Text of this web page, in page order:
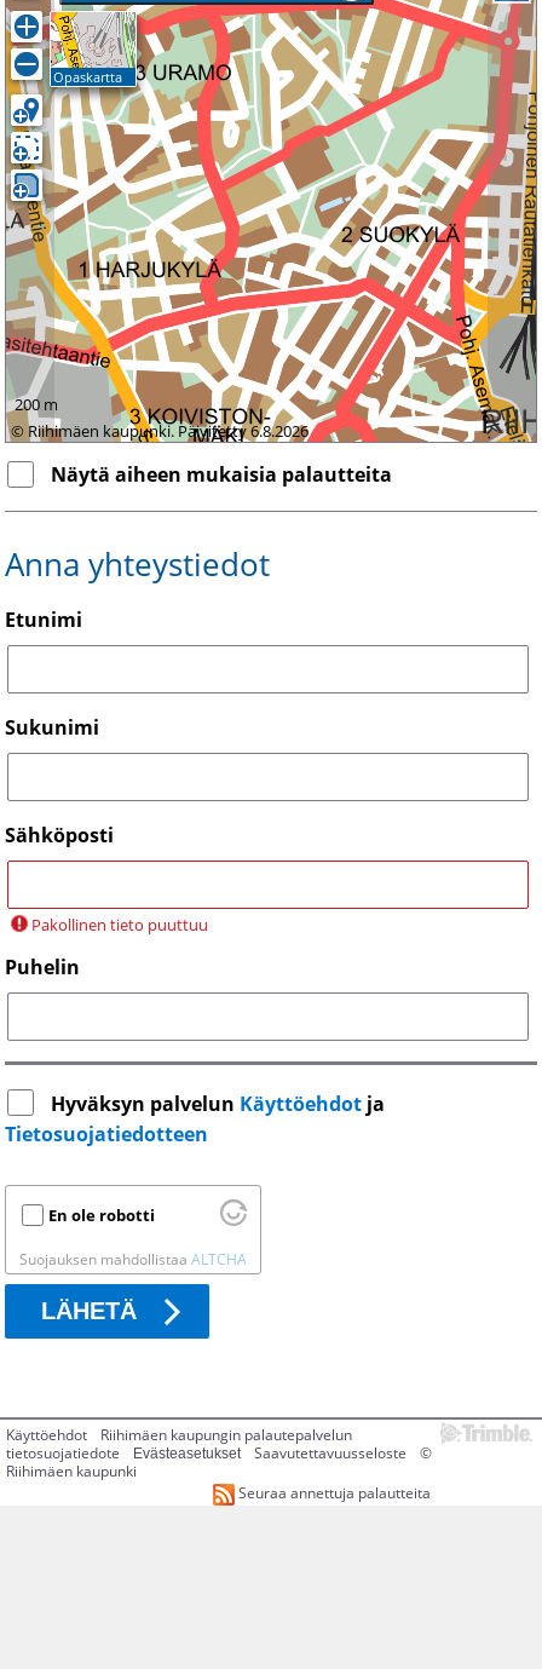
© Riihimäen kaupunki. Päivitetty 6.8.2026
200 m
Opaskartta
Näytä aiheen mukaisia palautteita
Anna yhteystiedot
Etunimi
Sukunimi
Sähköposti
Pakollinen tieto puuttuu
Puhelin
Hyväksyn palvelun Käyttöehdot ja
Tietosuojatiedotteen
En ole robotti
Suojauksen mahdollistaaALTCHA
LÄHETÄ
Käyttöehdot
Riihimäen kaupungin palautepalvelun
tietosuojatiedote
Evästeasetukset Saavutettavuusseloste
©
Riihimäen kaupunki
Seuraa annettuja palautteita